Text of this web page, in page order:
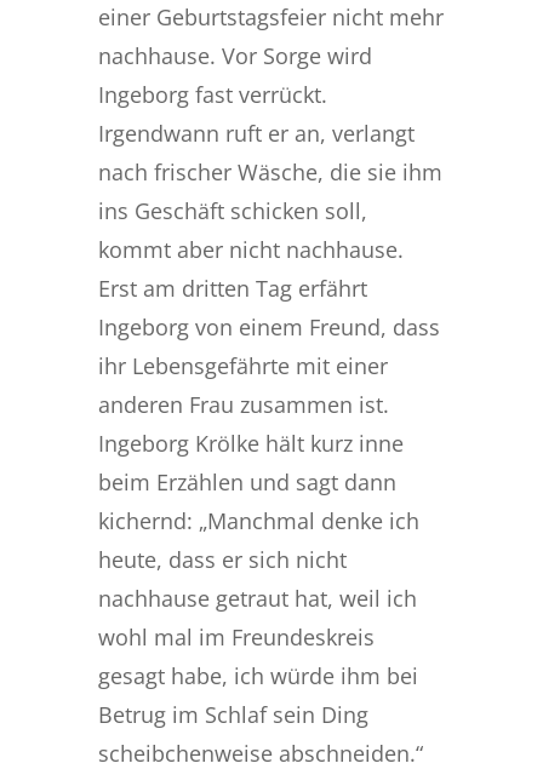
einer Geburtstagsfeier nicht mehr
nachhause. Vor Sorge wird
Ingeborg fast verrückt.
Irgendwann ruft er an, verlangt
nach frischer Wäsche, die sie ihm
ins Geschäft schicken soll,
kommt aber nicht nachhause.
Erst am dritten Tag erfährt
Ingeborg von einem Freund, dass
ihr Lebensgefährte mit einer
anderen Frau zusammen ist.
Ingeborg Krölke hält kurz inne
beim Erzählen und sagt dann
kichernd: „Manchmal denke ich
heute, dass er sich nicht
nachhause getraut hat, weil ich
wohl mal im Freundeskreis
gesagt habe, ich würde ihm bei
Betrug im Schlaf sein Ding
scheibchenweise abschneiden.“